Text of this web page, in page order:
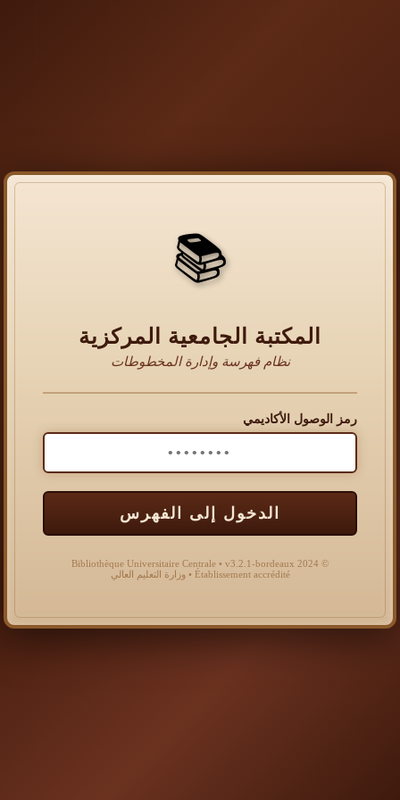
📚
المكتبة الجامعية المركزية
نظام فهرسة وإدارة المخطوطات
رمز الوصول الأكاديمي
الدخول إلى الفهرس
© 2024 Bibliothèque Universitaire Centrale • v3.2.1-bordeaux
Établissement accrédité • وزارة التعليم العالي